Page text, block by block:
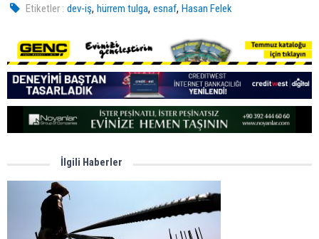
Etiketler : dev-iş,hürrem tulga,esnaf,Hasan Felek
İlgili Haberler